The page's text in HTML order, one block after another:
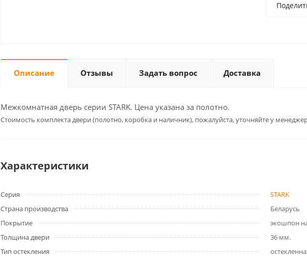
Описание Отзывы Задать вопрос Доставка
Межкомнатная дверь серии STARK. Цена указана за полотно.
Cтоимость комплекта двери (полотно, коробка и наличник), пожалуйста, уточняйте у
Характеристики
Серия
STARK
Страна производства
Беларусь
Покрытие
экошпон
Толщина двери
36 мм.
Тип остекления